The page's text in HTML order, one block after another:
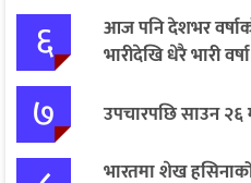
६
आज पनि देशभर
भारीदेखि धेरै भारी
७ उपचारपछि साउन २६
भारतमा शेख